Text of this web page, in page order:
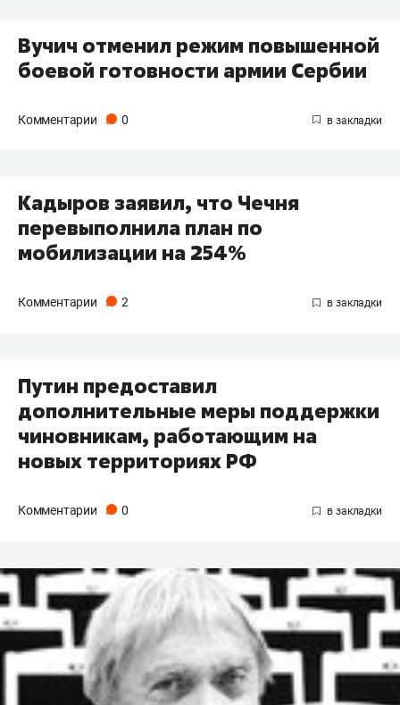
Вучич отменил режим повышенной
боевой готовности армии Сербии
Комментарии 0
Кадыров заявил, что Чечня
перевыполнила план по
мобилизации на 254%
Комментарии 2
Путин предоставил
дополнительные меры поддержки
чиновникам, работающим на
новых территориях РФ
Комментарии 0